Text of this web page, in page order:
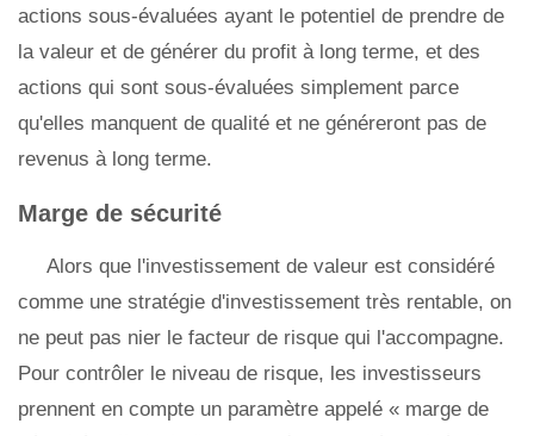
actions sous-évaluées ayant le potentiel de prendre de
la valeur et de générer du profit à long terme, et des
actions qui sont sous-évaluées simplement parce
qu'elles manquent de qualité et ne généreront pas de
revenus à long terme.
Marge de sécurité
Alors que l'investissement de valeur est considéré
comme une stratégie d'investissement très rentable, on
ne peut pas nier le facteur de risque qui l'accompagne.
Pour contrôler le niveau de risque, les investisseurs
prennent en compte un paramètre appelé « marge de